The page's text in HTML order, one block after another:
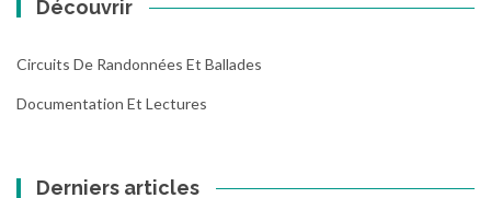
Découvrir
Circuits De Randonnées Et Ballades
Documentation Et Lectures
Derniers articles